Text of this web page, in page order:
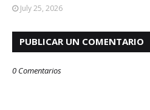
July 25, 2026
PUBLICAR UN COMENTARIO
0 Comentarios